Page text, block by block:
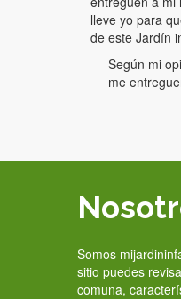
lleve yo para
de este Jardín
Según mi
me
Somos
sitio puedes
comuna,